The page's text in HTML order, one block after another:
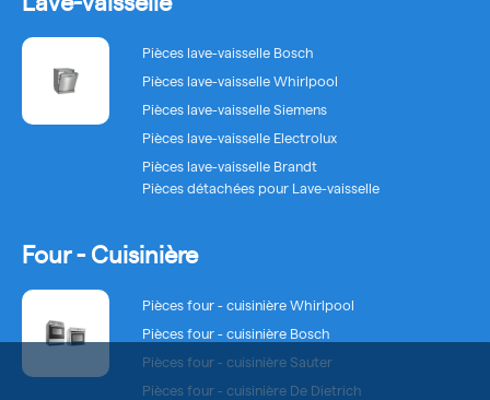
Pièces lave-vaisselle Bosch
Pièces lave-vaisselle Whirlpool
Pièces lave-vaisselle Siemens
Pièces lave-vaisselle Electrolux
Pièces lave-vaisselle Brandt
Pièces détachées pour Lave-vaisselle
Four - Cuisinière
Pièces four - cuisinière Whirlpool
Pièces four - cuisinière Bosch
Pièces four - cuisinière Sauter
Pièces four - cuisinière De Dietrich